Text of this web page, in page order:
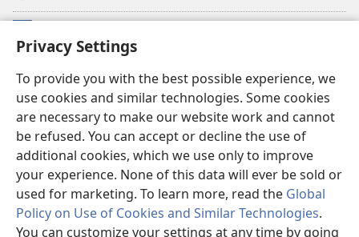
Privacy Settings
To provide you with the best possible experience, we
use cookies and similar technologies. Some cookies
are necessary to make our website work and cannot
be refused. You can accept or decline the use of
additional cookies, which we use only to improve
your experience. None of this data will ever be sold or
used for marketing. To learn more, read the Global
Policy on Use of Cookies and Similar Technologies.
You can customize your settings at any time by going
(opens
new
Wesẹdotẹn Intẹnẹt Ji Tọn Watchtower Tọn
(opens
new
window)JW Hub
(opens
new
window)Azọ́nwanu JW Library
Copyright© 2026 Watch Tower Bible and Tract Society of Pennsylvania.